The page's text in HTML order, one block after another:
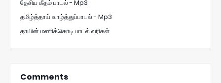
தேசிய கீதம் பாடல் - Mp3
தமிழ்த்தாய் வாழ்த்துப்பாடல் - Mp3
தாயின் மணிக்கொடி பாடல் வரிகள்
Comments